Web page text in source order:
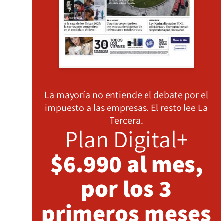
La mayoría no entiende el debate por el
impuesto a las empresas. El resto lee La
Tercera.
Plan Digital+
$6.990 al mes,
por los 3
primeros meses